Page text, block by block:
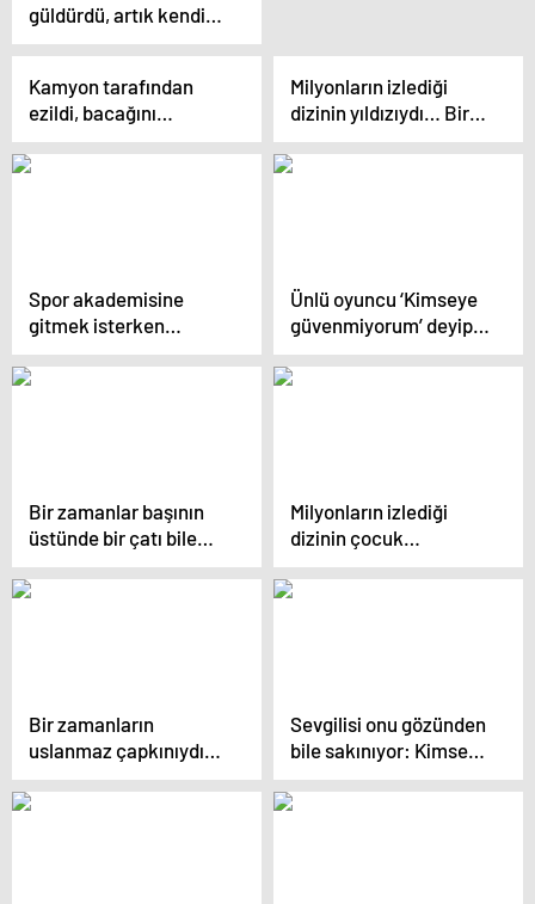
güldürdü, artık kendi
yüzü hiç gülmüyor…
aynı yastığa baş
koymuştu: O gidince
hayatım da onunla
birlikte bitti
Kamyon tarafından
ezildi, bacağını
kaybetti, hayatı yol
kenarında yapılan riskli
Milyonların izlediği
dizinin yıldızıydı… Bir
evsiz olarak öldü,
cansız bedeni boş bir
Spor akademisine
gitmek isterken
kendini Yeşilçam’da
buldu… ‘Şöhret canımı
Ünlü oyuncu ‘Kimseye
güvenmiyorum’ deyip
karısının memleketine
taşınmıştı… Sessiz
Bir zamanlar başının
üstünde bir çatı bile
yoktu, şimdi milyonları
var… Hâlâ arabada
Milyonların izlediği
dizinin çocuk
yıldızıydı… Önce
evlendi şimdi de uzay
Bir zamanların
uslanmaz çapkınıydı…
Şimdi bahçesini
sulayıp traktörle tarla
Sevgilisi onu gözünden
bile sakınıyor: Kimse
görmesin diye aşk
yuvasından çıkmıyorlar